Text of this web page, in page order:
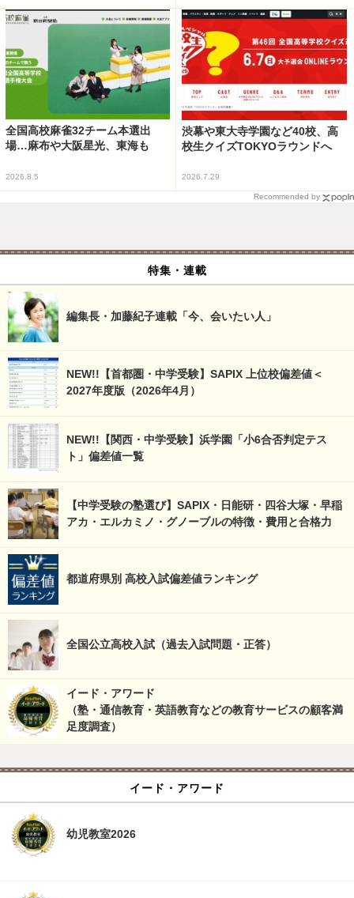
全国高校麻雀32チーム本選出
場…麻布や大阪星光、東海も
2026.8.5
渋幕や東大寺学園など40校、高
校生クイズTOKYOラウンドへ
2026.7.29
Recommended by
特集・連載
編集長・加藤紀子連載「今、会いたい人」
NEW!!【首都圏・中学受験】SAPIX 上位校偏差値＜
2027年度版（2026年4月）
NEW!!【関西・中学受験】浜学園「小6合否判定テス
ト」偏差値一覧
【中学受験の塾選び】SAPIX・日能研・四谷大塚・早稲
アカ・エルカミノ・グノーブルの特徴・費用と合格力
都道府県別 高校入試偏差値ランキング
全国公立高校入試（過去入試問題・正答）
イード・アワード
（塾・通信教育・英語教育などの教育サービスの顧客満
足度調査）
イード・アワード
幼児教室2026